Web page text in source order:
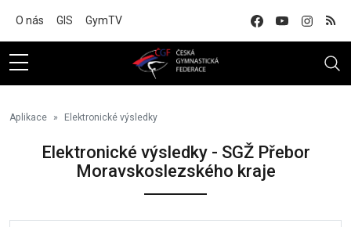
O nás GIS GymTV
Aplikace Elektronické výsledky
Elektronické výsledky - SGŽ Přebor
Moravskoslezského kraje